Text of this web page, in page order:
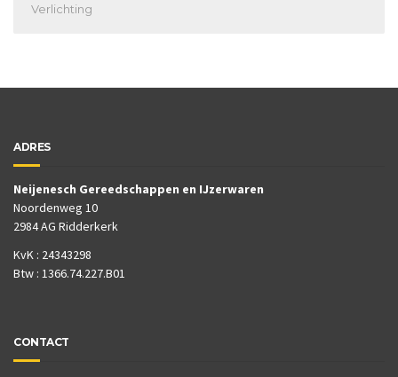
Verlichting
ADRES
Neijenesch Gereedschappen en IJzerwaren
Noordenweg 10
2984 AG Ridderkerk
KvK : 24343298
Btw : 1366.74.227.B01
CONTACT